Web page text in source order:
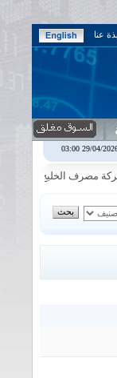
عنا
|اسفنج1.87
الخليج التجاري في جلسة